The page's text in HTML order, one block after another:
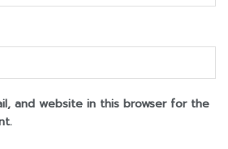
and website in this browser for the